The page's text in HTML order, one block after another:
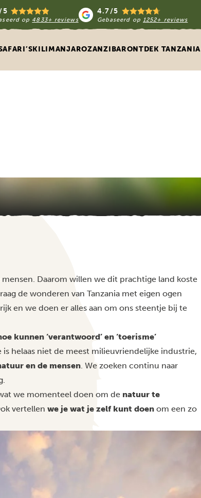
5
op 4833+ reviews
4.7/5
Gebaseerd op 1252+ reviews
KILIMANJAROZANZIBARONTDEK TANZANIA
Daarom willen we dit prachtige land koste
de wonderen van Tanzania met eigen ogen
en we doen er alles aan om ons steentje bij te
kunnen ‘verantwoord’ en ‘toerisme’
is helaas niet de meest milieuvriendelijke industrie,
en de mensen. We zoeken continu naar
we momenteel doen om de natuur te
vertellen we je wat je zelf kunt doen om een zo